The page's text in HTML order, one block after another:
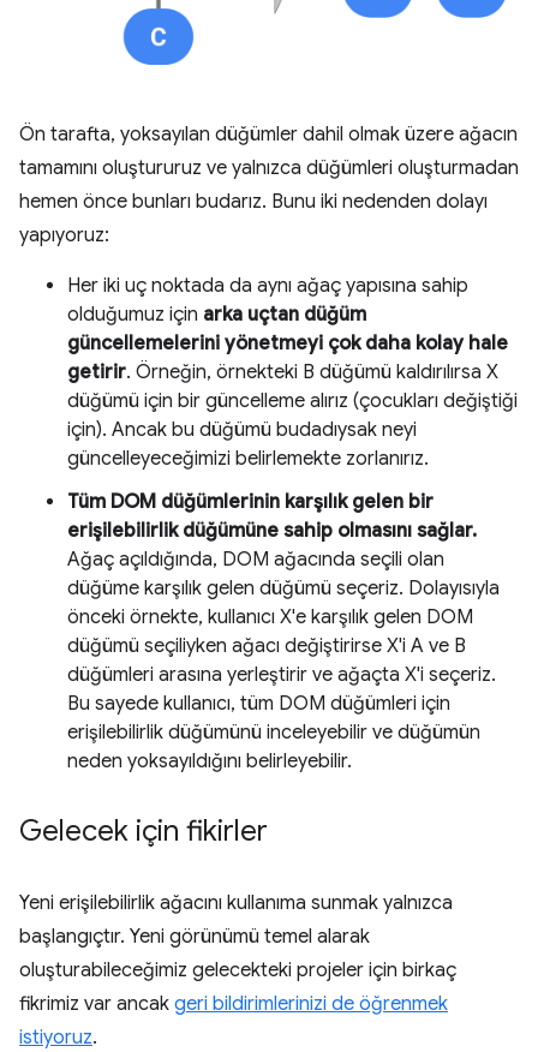
Ön tarafta, yoksayılan düğümler dahil olmak üzere ağacın
tamamını oluştururuz ve yalnızca düğümleri oluşturmadan
hemen önce bunları budarız. Bunu iki nedenden dolayı
yapıyoruz:
Her iki uç noktada da aynı ağaç yapısına sahip
olduğumuz için arka uçtan düğüm
güncellemelerini yönetmeyi çok daha kolay hale
getirir. Örneğin, örnekteki B düğümü kaldırılırsa X
düğümü için bir güncelleme alırız (çocukları değiştiği
için). Ancak bu düğümü budadıysak neyi
güncelleyeceğimizi belirlemekte zorlanırız.
Tüm DOM düğümlerinin karşılık gelen bir
erişilebilirlik düğümüne sahip olmasını sağlar.
Ağaç açıldığında, DOM ağacında seçili olan
düğüme karşılık gelen düğümü seçeriz. Dolayısıyla
önceki örnekte, kullanıcı X'e karşılık gelen DOM
düğümü seçiliyken ağacı değiştirirse X'i A ve B
düğümleri arasına yerleştirir ve ağaçta X'i seçeriz.
Bu sayede kullanıcı, tüm DOM düğümleri için
erişilebilirlik düğümünü inceleyebilir ve düğümün
neden yoksayıldığını belirleyebilir.
Gelecek için fikirler
Yeni erişilebilirlik ağacını kullanıma sunmak yalnızca
başlangıçtır. Yeni görünümü temel alarak
oluşturabileceğimiz gelecekteki projeler için birkaç
fikrimiz var ancak geri bildirimlerinizi de öğrenmek
istiyoruz.